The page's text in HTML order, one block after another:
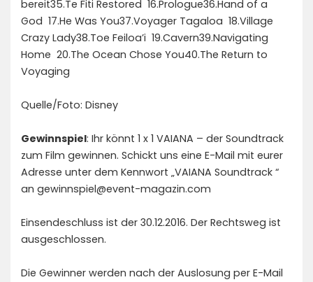
bereit35.Te Fiti Restored 16.Prologue36.Hand of a
God 17.He Was You37.Voyager Tagaloa 18.Village
Crazy Lady38.Toe Feiloa’i 19.Cavern39.Navigating
Home 20.The Ocean Chose You40.The Return to
Voyaging
Quelle/Foto: Disney
Gewinnspiel: Ihr könnt 1 x 1 VAIANA – der Soundtrack
zum Film gewinnen. Schickt uns eine E-Mail mit eurer
Adresse unter dem Kennwort „VAIANA Soundtrack “
an gewinnspiel@event-magazin.com
Einsendeschluss ist der 30.12.2016. Der Rechtsweg ist
ausgeschlossen.
Die Gewinner werden nach der Auslosung per E-Mail